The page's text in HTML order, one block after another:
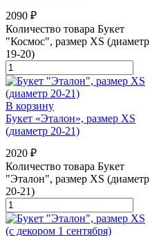
2090 ₽
Количество товара Букет
"Космос", размер XS (диаметр
19-20)
В корзину
Букет «Эталон», размер XS
(диаметр 20-21)
2020 ₽
Количество товара Букет
"Эталон", размер XS (диаметр
20-21)